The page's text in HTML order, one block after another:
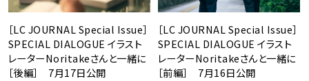
［LC JOURNAL Special Issue］
SPECIAL DIALOGUE イラスト
レーターNoritakeさんと一緒に
［後編］ 7月17日公開
［LC JOURNAL Special Issue］
SPECIAL DIALOGUE イラスト
レーターNoritakeさんと一緒に
［前編］ 7月16日公開